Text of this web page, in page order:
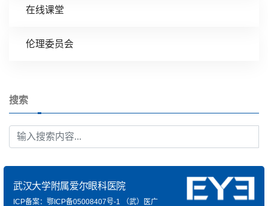
在线课堂
伦理委员会
搜索
武汉大学附属爱尔眼科医院
ICP备案：鄂ICP备05008407号-1 （武）医广